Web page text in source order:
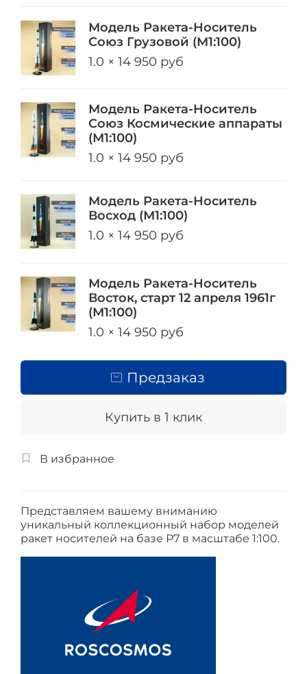
Модель Ракета-Носитель
Союз Грузовой (М1:100)
1.0 × 14 950 руб
Модель Ракета-Носитель
Союз Космические аппараты
(М1:100)
1.0 × 14 950 руб
Модель Ракета-Носитель
Восход (М1:100)
1.0 × 14 950 руб
Модель Ракета-Носитель
Восток, старт 12 апреля 1961г
(М1:100)
1.0 × 14 950 руб
Предзаказ
Купить в 1 клик
В избранное
Представляем вашему вниманию
уникальный коллекционный набор моделей
ракет носителей на базе Р7 в масштабе 1:100.